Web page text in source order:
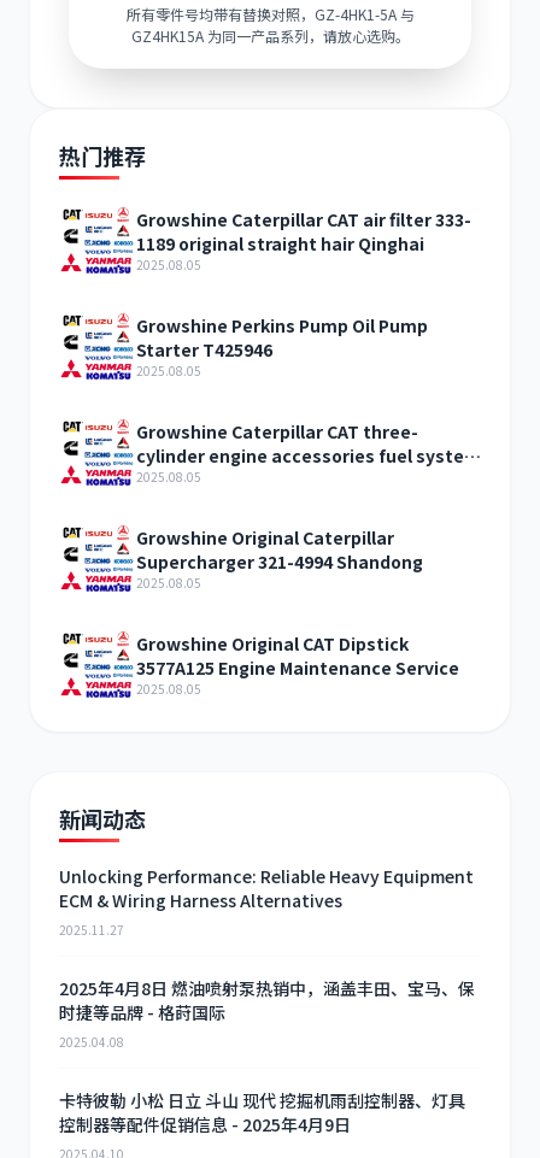
所有零件号均带有替换对照，GZ-4HK1-5A 与
GZ4HK15A 为同一产品系列，请放心选购。
热门推荐
Growshine Caterpillar CAT air filter 333-
1189 original straight hair Qinghai
2025.08.05
Growshine Perkins Pump Oil Pump
Starter T425946
2025.08.05
Growshine Caterpillar CAT three-
cylinder engine accessories fuel system
inquiry
2025.08.05
Growshine Original Caterpillar
Supercharger 321-4994 Shandong
2025.08.05
Growshine Original CAT Dipstick
3577A125 Engine Maintenance Service
2025.08.05
新闻动态
Unlocking Performance: Reliable Heavy Equipment
ECM & Wiring Harness Alternatives
2025.11.27
2025年4月8日 燃油喷射泵热销中，涵盖丰田、宝马、保
时捷等品牌 - 格莳国际
2025.04.08
卡特彼勒 小松 日立 斗山 现代 挖掘机雨刮控制器、灯具
控制器等配件促销信息 - 2025年4月9日
2025.04.10